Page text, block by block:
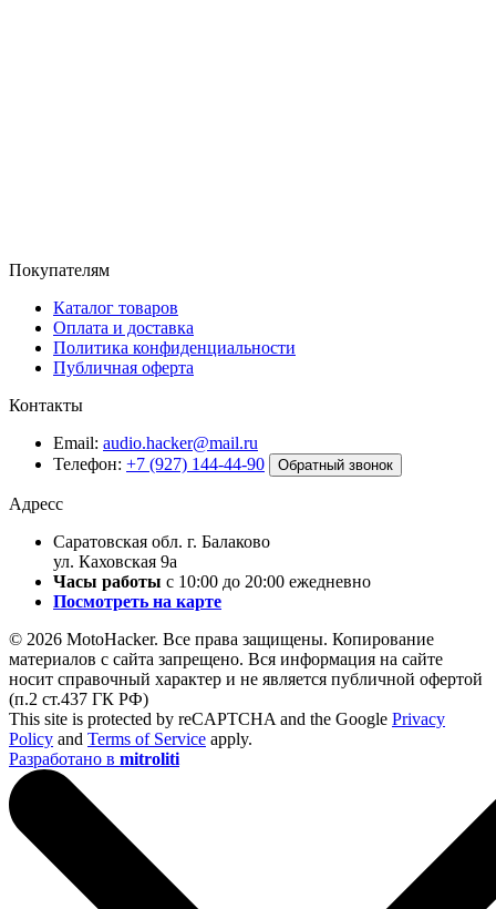
Покупателям
Каталог товаров
Оплата и доставка
Политика конфиденциальности
Публичная оферта
Контакты
Email: audio.hacker@mail.ru
Телефон: +7 (927) 144-44-90 Обратный звонок
Адресс
Саратовская обл. г. Балаково
ул. Каховская 9а
Часы работы с 10:00 до 20:00 ежедневно
Посмотреть на карте
© 2026 MotoHacker. Все права защищены. Копирование
материалов с сайта запрещено. Вся информация на сайте
носит справочный характер и не является публичной офертой
(п.2 ст.437 ГК РФ)
This site is protected by reCAPTCHA and the Google Privacy
Policy and Terms of Service apply.
Разработано в mitroliti